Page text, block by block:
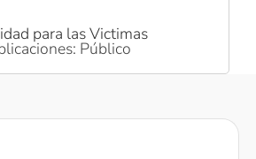
para las Victimas
Público